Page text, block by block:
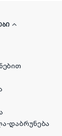
დაბრუნება